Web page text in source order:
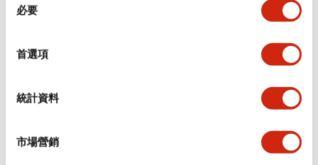
必要
首選項
統計資料
市場營銷
規格 顯示全部 +